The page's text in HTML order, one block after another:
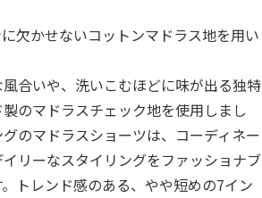
欠かせないコットンマドラス地を用い
合いや、洗いこむほどに味が出る独特
のマドラスチェック地を使用しまし
のマドラスショーツは、コーディネー
リーなスタイリングをファッショナブ
トレンド感のある、やや短めの7イン